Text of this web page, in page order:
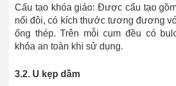
Cấu tạo khóa giáo: Được cấu tạo
nối đôi, có kích thước tương đương
ống thép. Trên mỗi cụm đều có
khóa an toàn khi sử dụng.
3.2. U kẹp dầm